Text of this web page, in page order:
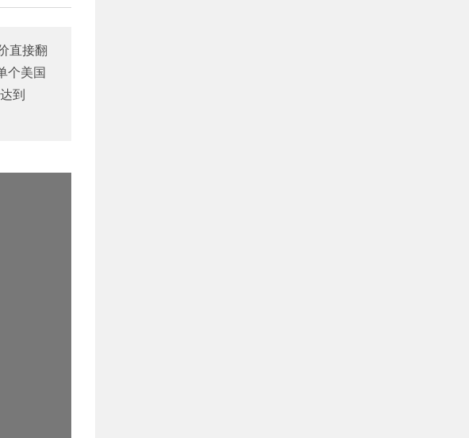
直接翻
个美国
到